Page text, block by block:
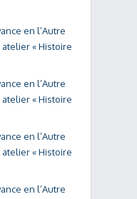
en l’Autre
« Histoire
en l’Autre
« Histoire
en l’Autre
« Histoire
en l’Autre